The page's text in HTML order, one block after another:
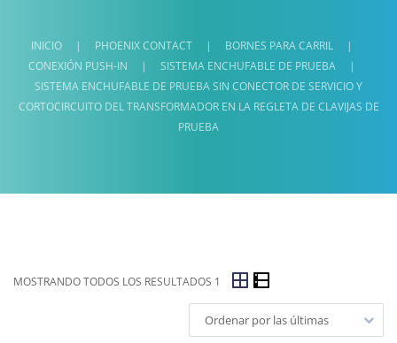
INICIO | PHOENIX CONTACT | BORNES PARA CARRIL
|
CONEXIÓN PUSH-IN
| SISTEMA ENCHUFABLE DE PRUEBA
|
SISTEMA ENCHUFABLE DE PRUEBA SIN CONECTOR DE SERVICIO Y
CORTOCIRCUITO DEL TRANSFORMADOR EN LA REGLETA DE CLAVIJAS DE
PRUEBA
MOSTRANDO TODOS LOS RESULTADOS 1
Ordenar por las últimas